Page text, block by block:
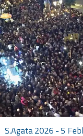
S.Agata 2026 - 5